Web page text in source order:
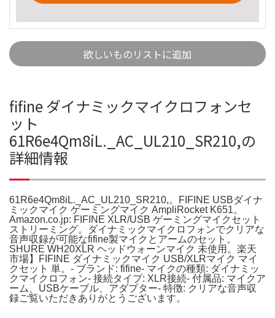
欲しいものリストに追加
fifine ダイナミックマイクロフォンセ
ット
61R6e4Qm8iL._AC_UL210_SR210,の
詳細情報
61R6e4Qm8iL._AC_UL210_SR210,。FIFINE USBダイナ
ミックマイク ゲーミングマイク AmpliRocket K651。
Amazon.co.jp: FIFINE XLR/USB ゲーミングマイクセット
ストリーミング。ダイナミックマイクロフォンでクリアな
音声収録が可能なfifine製マイクとアームのセット。
SHURE WH20XLR ヘッドウォーンマイク 未使用。楽天
市場】FIFINE ダイナミックマイク USB/XLRマイク マイ
クセット 単。- ブランド: fifine- マイクの種類: ダイナミッ
クマイクロフォン- 接続タイプ: XLR接続- 付属品: マイクア
ーム、USBケーブル、アダプター- 特徴: クリアな音声収
録ご覧いただきありがとうございます。